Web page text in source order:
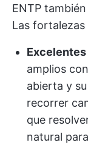
ENTP
Las fortalezas
amplios
abierta y
recorrer
que
natural